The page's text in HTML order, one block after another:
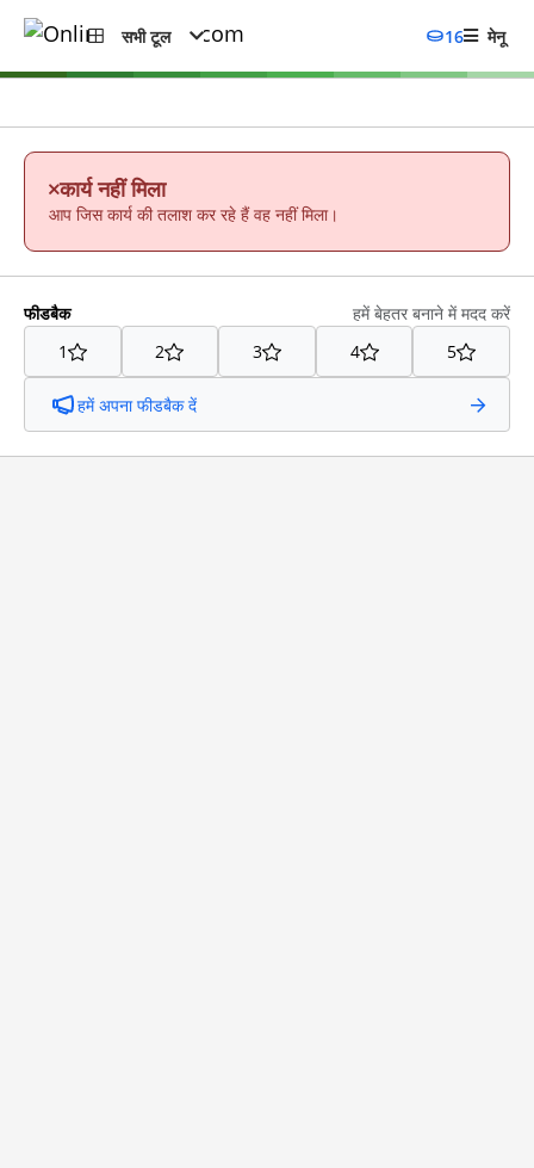
सभी टूल 16 मेनू
कार्य नहीं मिला
आप जिस कार्य की तलाश कर रहे हैं वह नहीं मिला।
फीडबैक
हमें बेहतर बनाने में मदद करें
1
2 3 4 5
हमें अपना फीडबैक दें